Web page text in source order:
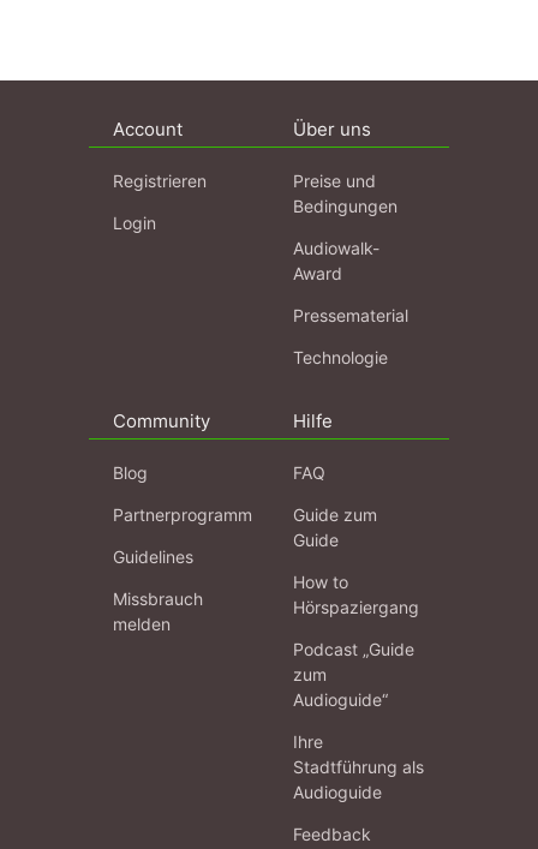
Account
Registrieren
Login
Über uns
Preise und
Bedingungen
Audiowalk-
Award
Pressematerial
Technologie
Community
Blog
Partnerprogramm
Guidelines
Missbrauch
melden
Hilfe
FAQ
Guide zum
Guide
How to
Hörspaziergang
Podcast „Guide
zum
Audioguide“
Ihre
Stadtführung als
Audioguide
Feedback